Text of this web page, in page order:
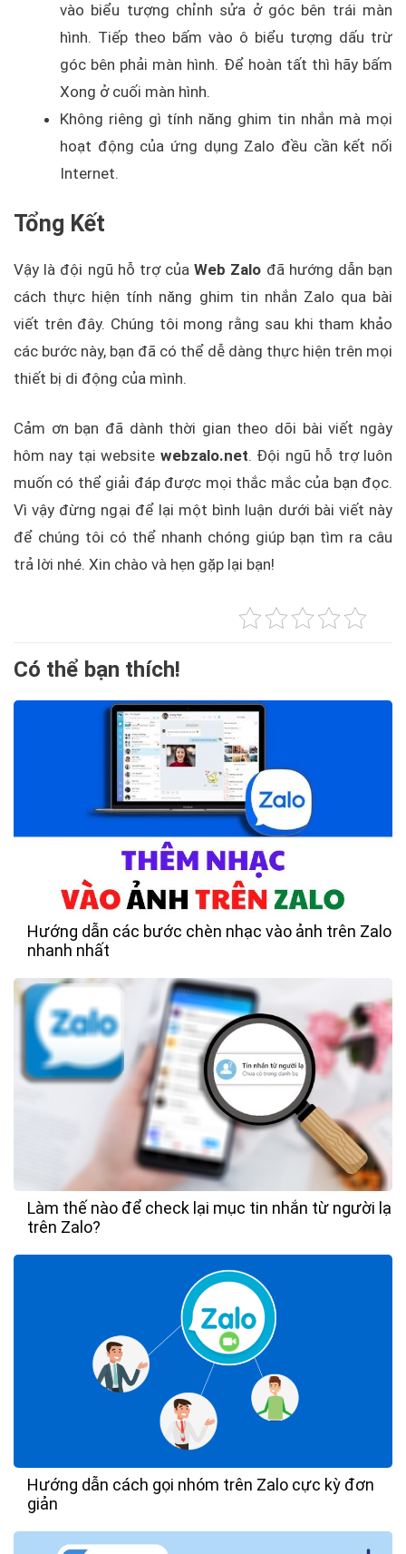
vào biểu tượng chỉnh sửa ở góc bên trái màn
hình. Tiếp theo bấm vào ô biểu tượng dấu trừ
góc bên phải màn hình. Để hoàn tất thì hãy bấm
Xong ở cuối màn hình.
Không riêng gì tính năng ghim tin nhắn mà mọi
hoạt động của ứng dụng Zalo đều cần kết nối
Internet.
Tổng Kết
Vậy là đội ngũ hỗ trợ củaWeb Zalo đã hướng dẫn bạn
cách thực hiện tính năng ghim tin nhắn Zalo qua bài
viết trên đây. Chúng tôi mong rằng sau khi tham khảo
các bước này, bạn đã có thể dễ dàng thực hiện trên mọi
thiết bị di động của mình.
Cảm ơn bạn đã dành thời gian theo dõi bài viết ngày
hôm nay tại website webzalo.net. Đội ngũ hỗ trợ luôn
muốn có thể giải đáp được mọi thắc mắc của bạn đọc.
Vì vậy đừng ngại để lại một bình luận dưới bài viết này
để chúng tôi có thể nhanh chóng giúp bạn tìm ra câu
trả lời nhé. Xin chào và hẹn gặp lại bạn!
Có thể bạn thích!
Hướng dẫn các bước chèn nhạc vào ảnh trên Zalo
nhanh nhất
Làm thế nào để check lại mục tin nhắn từ người lạ
trên Zalo?
Hướng dẫn cách gọi nhóm trên Zalo cực kỳ đơn
giản